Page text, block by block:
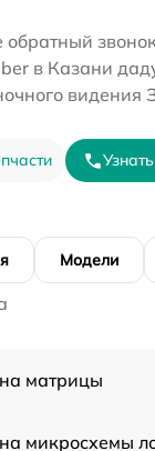
обратный
в Казани
видения
Модели
матрицы
микросхемы